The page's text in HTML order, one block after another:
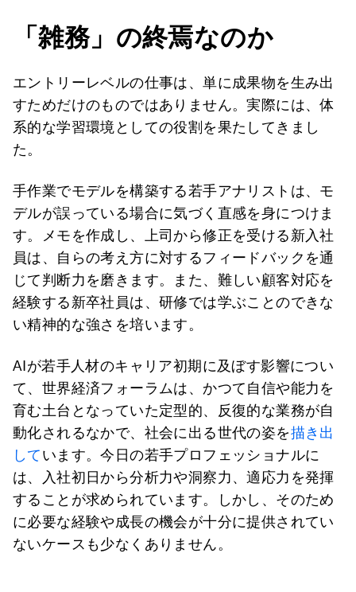
「雑務」の終焉なのか
エントリーレベルの仕事は、単に成果物を生み出
すためだけのものではありません。実際には、体
系的な学習環境としての役割を果たしてきまし
た。
手作業でモデルを構築する若手アナリストは、モ
デルが誤っている場合に気づく直感を身につけま
す。メモを作成し、上司から修正を受ける新入社
員は、自らの考え方に対するフィードバックを通
じて判断力を磨きます。また、難しい顧客対応を
経験する新卒社員は、研修では学ぶことのできな
い精神的な強さを培います。
AIが若手人材のキャリア初期に及ぼす影響につい
て、世界経済フォーラムは、かつて自信や能力を
育む土台となっていた定型的、反復的な業務が自
動化されるなかで、社会に出る世代の姿を描き出
しています。今日の若手プロフェッショナルに
は、入社初日から分析力や洞察力、適応力を発揮
することが求められています。しかし、そのため
に必要な経験や成長の機会が十分に提供されてい
ないケースも少なくありません。